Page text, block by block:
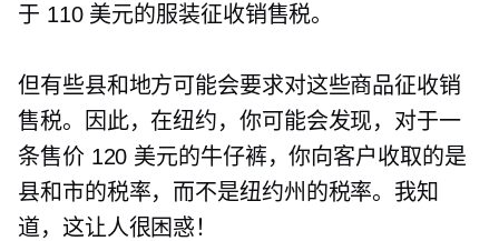
于 110 美元的服装征收销售税。
但有些县和地方可能会要求对这些商品征收销
售税。因此，在纽约，你可能会发现，对于一
条售价 120 美元的牛仔裤，你向客户收取的是
县和市的税率，而不是纽约州的税率。我知
道，这让人很困惑！